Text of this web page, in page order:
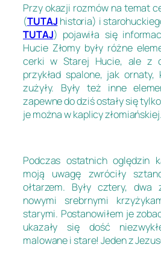
Przy okazji rozmów na temat
(TUTAJ historia) i
TUTAJ) pojawiła się
Hucie Złomy były różne
cerki w Starej Hucie, ale z
przykład spalone, jak
zużyły. Były też inne
zapewne do dziś ostały się
je można w kaplicy złomiańskiej.
Podczas ostatnich oględzin
moją uwagę zwróciły
ołtarzem. Były cztery, dwa
nowymi srebrnymi
starymi. Postanowiłem je
ukazały się dość
malowane i stare! Jeden z